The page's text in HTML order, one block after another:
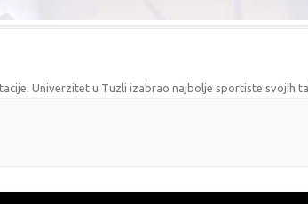
Univerzitet u Tuzli izabrao najbolje sportiste svojih